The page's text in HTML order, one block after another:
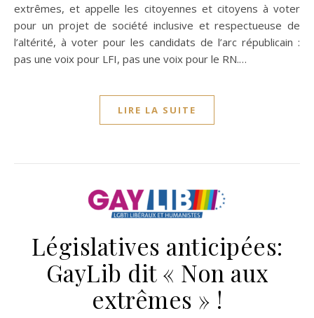
extrêmes, et appelle les citoyennes et citoyens à voter
pour un projet de société inclusive et respectueuse de
l’altérité, à voter pour les candidats de l’arc républicain :
pas une voix pour LFI, pas une voix pour le RN.…
LIRE LA SUITE
Législatives anticipées:
GayLib dit « Non aux
extrêmes » !